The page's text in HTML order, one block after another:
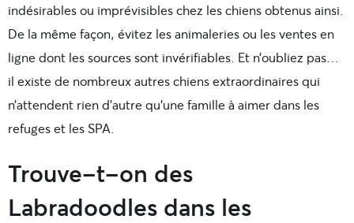
indésirables ou imprévisibles chez les chiens obtenus ainsi.
De la même façon, évitez les animaleries ou les ventes en
ligne dont les sources sont invérifiables. Et n’oubliez pas…
il existe de nombreux autres chiens extraordinaires qui
n’attendent rien d’autre qu’une famille à aimer dans les
refuges et les SPA.
Trouve-t-on des
Labradoodles dans les